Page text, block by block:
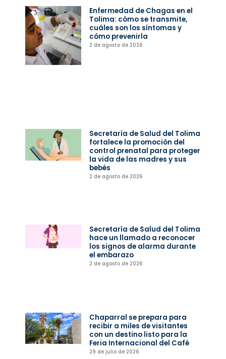
Enfermedad de Chagas en el
Tolima: cómo se transmite,
cuáles son los síntomas y
cómo prevenirla
2 de agosto de 2026
Secretaría de Salud del Tolima
fortalece la promoción del
control prenatal para proteger
la vida de las madres y sus
bebés
2 de agosto de 2026
Secretaría de Salud del Tolima
hace un llamado a reconocer
los signos de alarma durante
el embarazo
2 de agosto de 2026
Chaparral se prepara para
recibir a miles de visitantes
con un destino listo para la
Feria Internacional del Café
29 de julio de 2026